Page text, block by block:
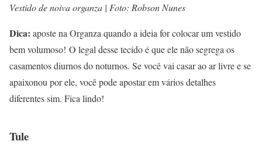
Vestido de noiva organza | Foto: Robson Nunes
Dica: aposte na Organza quando a ideia for colocar um vestido
bem volumoso! O legal desse tecido é que ele não segrega os
casamentos diurnos do noturnos. Se você vai casar ao ar livre e se
apaixonou por ele, você pode apostar em vários detalhes
diferentes sim. Fica lindo!
Tule